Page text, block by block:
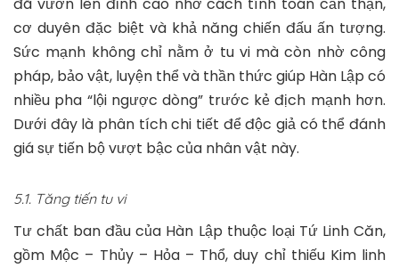
đã vươn lên đỉnh cao nhờ cách tính toán cẩn thận,
cơ duyên đặc biệt và khả năng chiến đấu ấn tượng.
Sức mạnh không chỉ nằm ở tu vi mà còn nhờ công
pháp, bảo vật, luyện thể và thần thức giúp Hàn Lập có
nhiều pha “lội ngược dòng” trước kẻ địch mạnh hơn.
Dưới đây là phân tích chi tiết để độc giả có thể đánh
giá sự tiến bộ vượt bậc của nhân vật này.
5.1. Tăng tiến tu vi
Tư chất ban đầu của Hàn Lập thuộc loại Tứ Linh Căn,
gồm Mộc – Thủy – Hỏa – Thổ, duy chỉ thiếu Kim linh